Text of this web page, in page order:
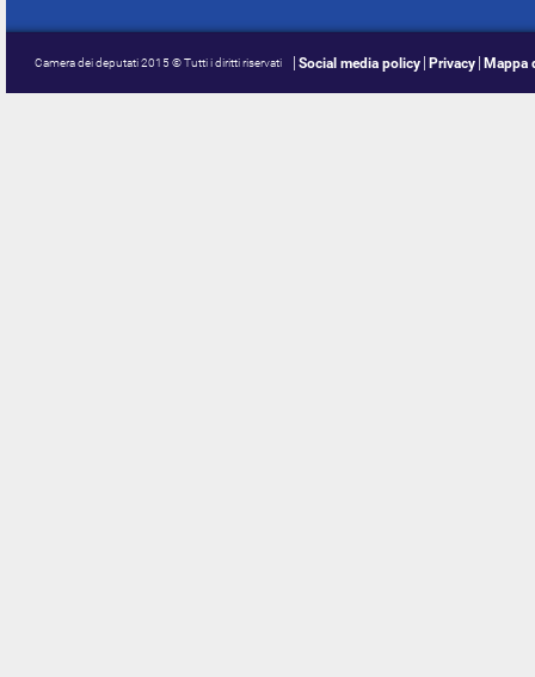
Camera dei deputati 2015 © Tutti i diritti riservati Social media policy Privacy Mappa